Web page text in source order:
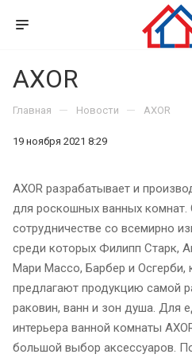
AXOR
Главная — Новости — AXOR
19 ноября 2021 8:29
AXOR разрабатывает и
для роскошных ванных
сотрудничестве со всемирно
среди которых Филипп Старк,
Мари Массо, Барбер и Осгерби,
предлагают продукцию самой
раковин, ванн и зон душа. Для
интерьера ванной комнаты
большой выбор аксессуаров.